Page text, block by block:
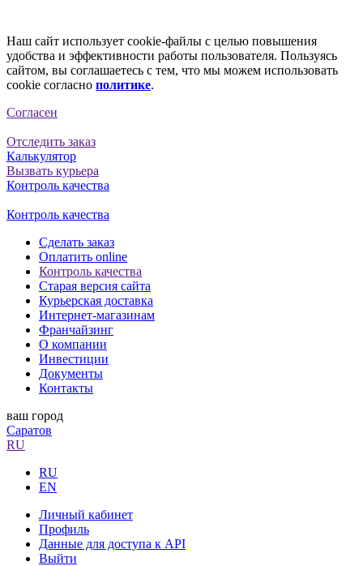
Наш сайт использует cookie-файлы с целью повышения
удобства и эффективности работы пользователя. Пользуясь
сайтом, вы соглашаетесь с тем, что мы можем использовать
cookie согласно политике.
Согласен
Отследить заказ
Калькулятор
Вызвать курьера
Контроль качества
Контроль качества
Сделать заказ
Оплатить online
Контроль качества
Старая версия сайта
Курьерская доставка
Интернет-магазинам
Франчайзинг
О компании
Инвестиции
Документы
Контакты
ваш город
Саратов
RU
RU
EN
Личный кабинет
Профиль
Данные для доступа к API
Выйти